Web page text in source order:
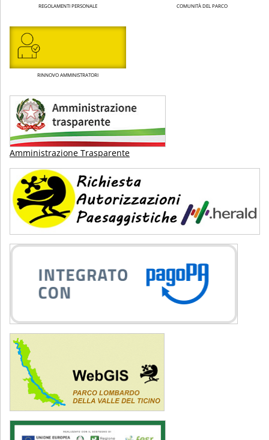
REGOLAMENTI PERSONALE COMUNITÀ DEL PARCO
RINNOVO AMMINISTRATORI
Amministrazione Trasparente